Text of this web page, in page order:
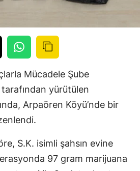
Mücadele Şube
yürütülen
Arpaören Köyü’nde bir
S.K. isimli şahsın evine
97 gram marijuana